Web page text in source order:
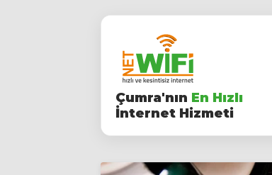
Çumra'nın En Hızlı
İnternet Hizmeti